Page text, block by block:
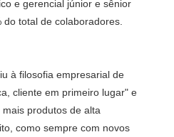
e gerencial júnior e sênior
à filosofia empresarial de
cliente em primeiro lugar" e
produtos de alta
como sempre com novos